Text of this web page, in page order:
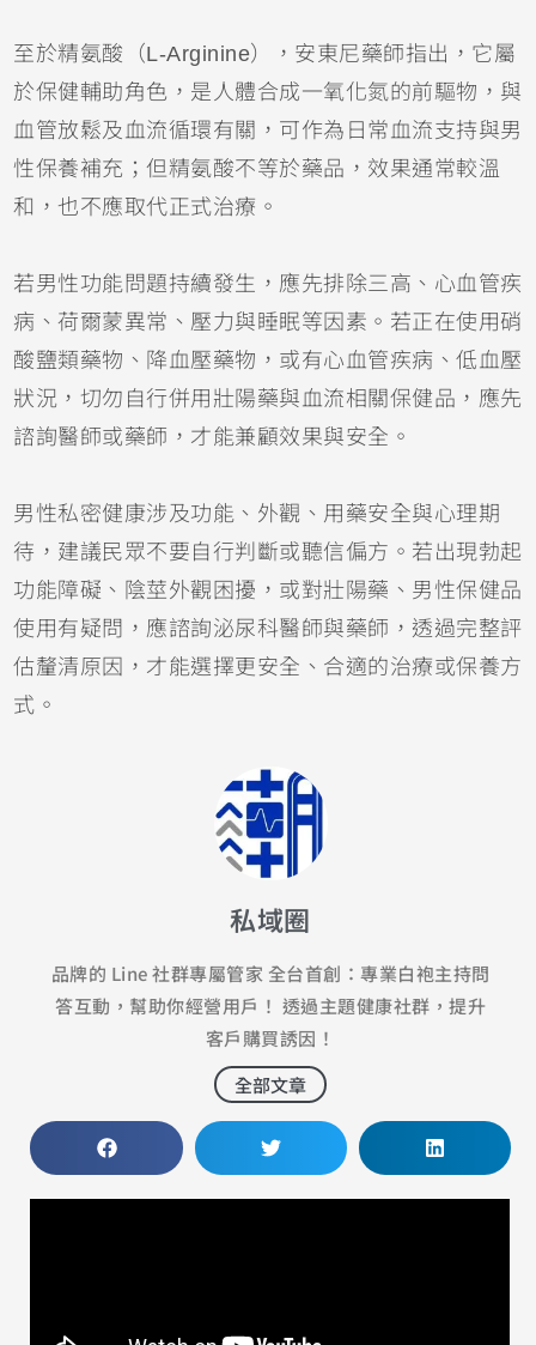
至於精氨酸（L-Arginine），安東尼藥師指出，它屬
於保健輔助角色，是人體合成一氧化氮的前驅物，與
血管放鬆及血流循環有關，可作為日常血流支持與男
性保養補充；但精氨酸不等於藥品，效果通常較溫
和，也不應取代正式治療。
若男性功能問題持續發生，應先排除三高、心血管疾
病、荷爾蒙異常、壓力與睡眠等因素。若正在使用硝
酸鹽類藥物、降血壓藥物，或有心血管疾病、低血壓
狀況，切勿自行併用壯陽藥與血流相關保健品，應先
諮詢醫師或藥師，才能兼顧效果與安全。
男性私密健康涉及功能、外觀、用藥安全與心理期
待，建議民眾不要自行判斷或聽信偏方。若出現勃起
功能障礙、陰莖外觀困擾，或對壯陽藥、男性保健品
使用有疑問，應諮詢泌尿科醫師與藥師，透過完整評
估釐清原因，才能選擇更安全、合適的治療或保養方
式。
私域圈
品牌的 Line 社群專屬管家 全台首創：專業白袍主持問
答互動，幫助你經營用戶！ 透過主題健康社群，提升
客戶購買誘因！
全部文章